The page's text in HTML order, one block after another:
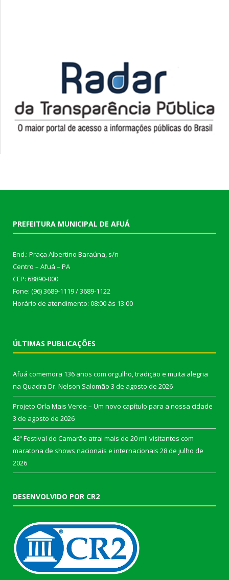
PREFEITURA MUNICIPAL DE AFUÁ
End.: Praça Albertino Baraúna, s/n
Centro – Afuá – PA
CEP: 68890-000
Fone: (96) 3689-1119 / 3689-1122
Horário de atendimento: 08:00 às 13:00
ÚLTIMAS PUBLICAÇÕES
Afuá comemora 136 anos com orgulho, tradição e muita alegria
na Quadra Dr. Nelson Salomão 3 de agosto de 2026
Projeto Orla Mais Verde – Um novo capítulo para a nossa cidade
3 de agosto de 2026
42º Festival do Camarão atrai mais de 20 mil visitantes com
maratona de shows nacionais e internacionais 28 de julho de
2026
DESENVOLVIDO POR CR2